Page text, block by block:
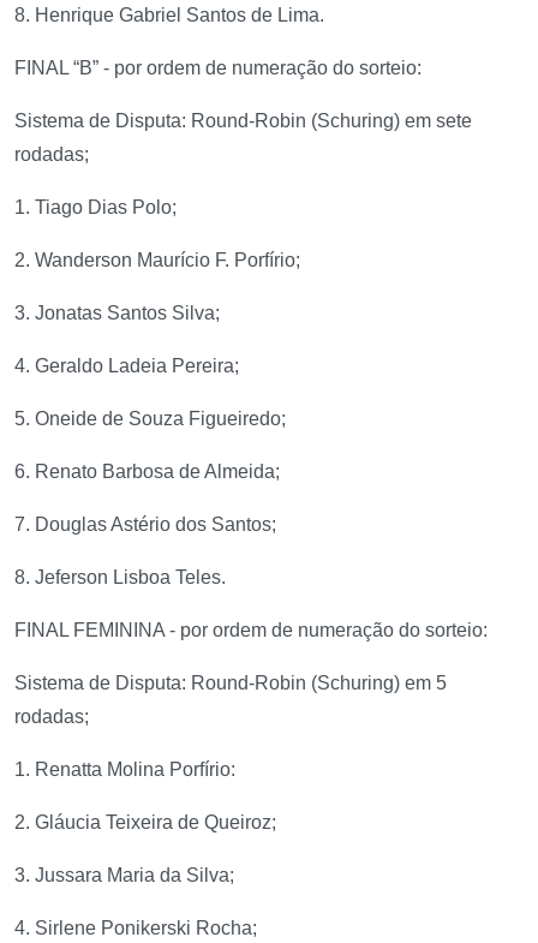
8. Henrique Gabriel Santos de Lima.
FINAL “B” - por ordem de numeração do sorteio:
Sistema de Disputa: Round-Robin (Schuring) em sete
rodadas;
1. Tiago Dias Polo;
2. Wanderson Maurício F. Porfírio;
3. Jonatas Santos Silva;
4. Geraldo Ladeia Pereira;
5. Oneide de Souza Figueiredo;
6. Renato Barbosa de Almeida;
7. Douglas Astério dos Santos;
8. Jeferson Lisboa Teles.
FINAL FEMININA - por ordem de numeração do sorteio:
Sistema de Disputa: Round-Robin (Schuring) em 5
rodadas;
1. Renatta Molina Porfírio:
2. Gláucia Teixeira de Queiroz;
3. Jussara Maria da Silva;
4. Sirlene Ponikerski Rocha;